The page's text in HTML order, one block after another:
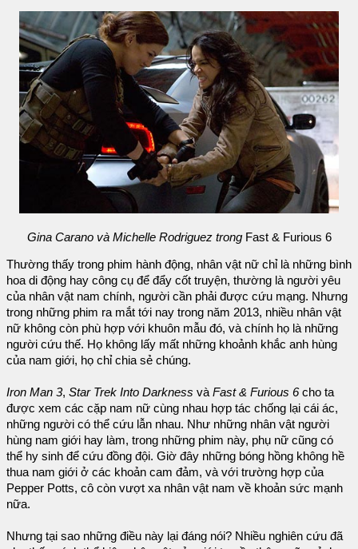
Gina Carano và Michelle Rodriguez trong Fast & Furious 6
Thường thấy trong phim hành động, nhân vật nữ chỉ là những bình
hoa di động hay công cụ để đẩy cốt truyện, thường là người yêu
của nhân vật nam chính, người cần phải được cứu mạng. Nhưng
trong những phim ra mắt tới nay trong năm 2013, nhiều nhân vật
nữ không còn phù hợp với khuôn mẫu đó, và chính họ là những
người cứu thế. Họ không lấy mất những khoảnh khắc anh hùng
của nam giới, họ chỉ chia sẻ chúng.
Iron Man 3, Star Trek Into Darkness vàFast & Furious 6cho ta
được xem các cặp nam nữ cùng nhau hợp tác chống lại cái ác,
những người có thể cứu lẫn nhau. Như những nhân vật người
hùng nam giới hay làm, trong những phim này, phụ nữ cũng có
thể hy sinh để cứu đồng đội. Giờ đây những bóng hồng không hề
thua nam giới ở các khoản cam đảm, và với trường hợp của
Pepper Potts, cô còn vượt xa nhân vật nam về khoản sức mạnh
nữa.
Nhưng tại sao những điều này lại đáng nói? Nhiều nghiên cứu đã